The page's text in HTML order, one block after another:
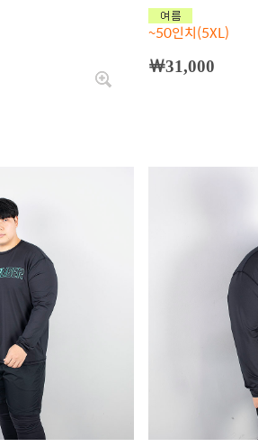
~50인치(5XL)
￦31,000